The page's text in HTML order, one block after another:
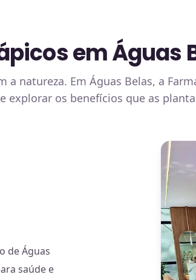
em Águas
natureza. Em Águas Belas, a
explorar os benefícios que as
de Águas
saúde e